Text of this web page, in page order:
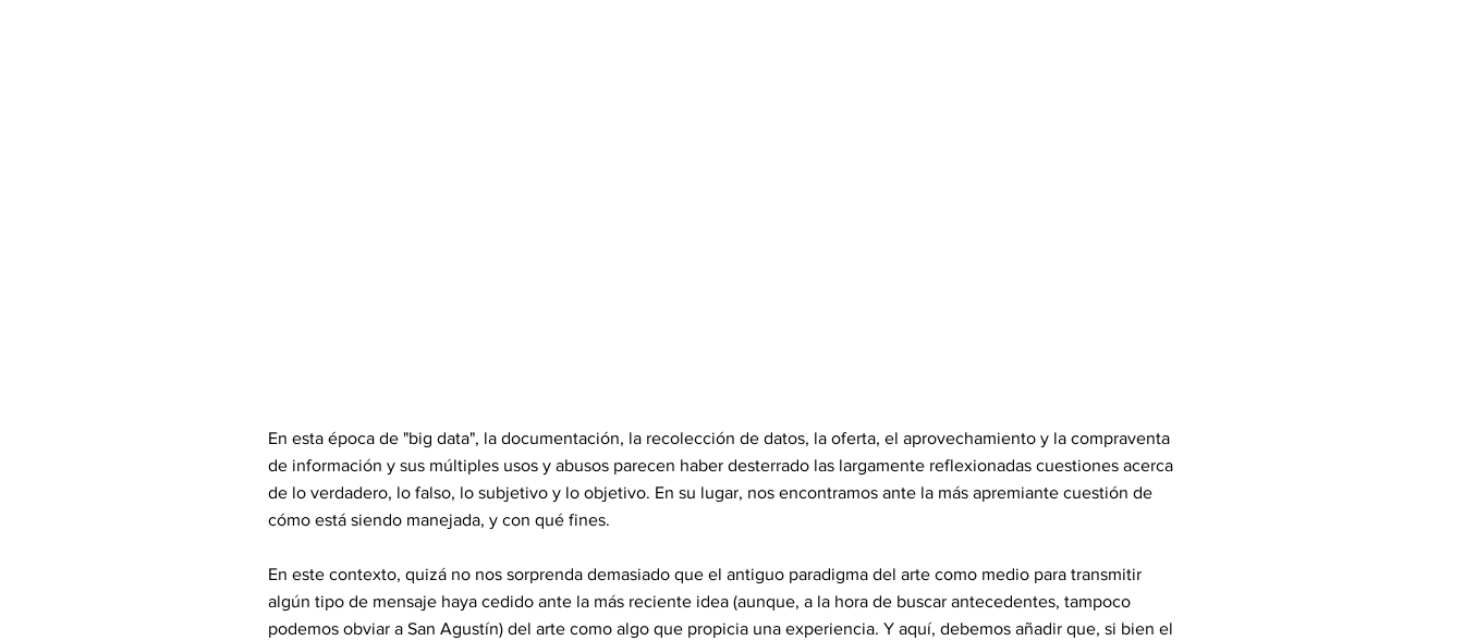
En esta época de "big data", la documentación, la recolección de datos, la oferta, el aprovechamiento y la compraventa
de información y sus múltiples usos y abusos parecen haber desterrado las largamente reflexionadas cuestiones acerca
de lo verdadero, lo falso, lo subjetivo y lo objetivo. En su lugar, nos encontramos ante la más apremiante cuestión de
cómo está siendo manejada, y con qué fines.
En este contexto, quizá no nos sorprenda demasiado que el antiguo paradigma del arte como medio para transmitir
algún tipo de mensaje haya cedido ante la más reciente idea (aunque, a la hora de buscar antecedentes, tampoco
podemos obviar a San Agustín) del arte como algo que propicia una experiencia. Y aquí, debemos añadir que, si bien el